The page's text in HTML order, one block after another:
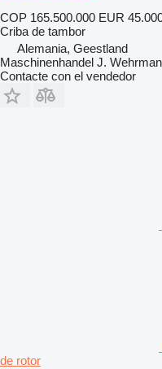
COP 165.500.000 EUR
Criba de tambor
Alemania, Geestland
Maschinenhandel J.
Contacte con el vendedor
de rotor